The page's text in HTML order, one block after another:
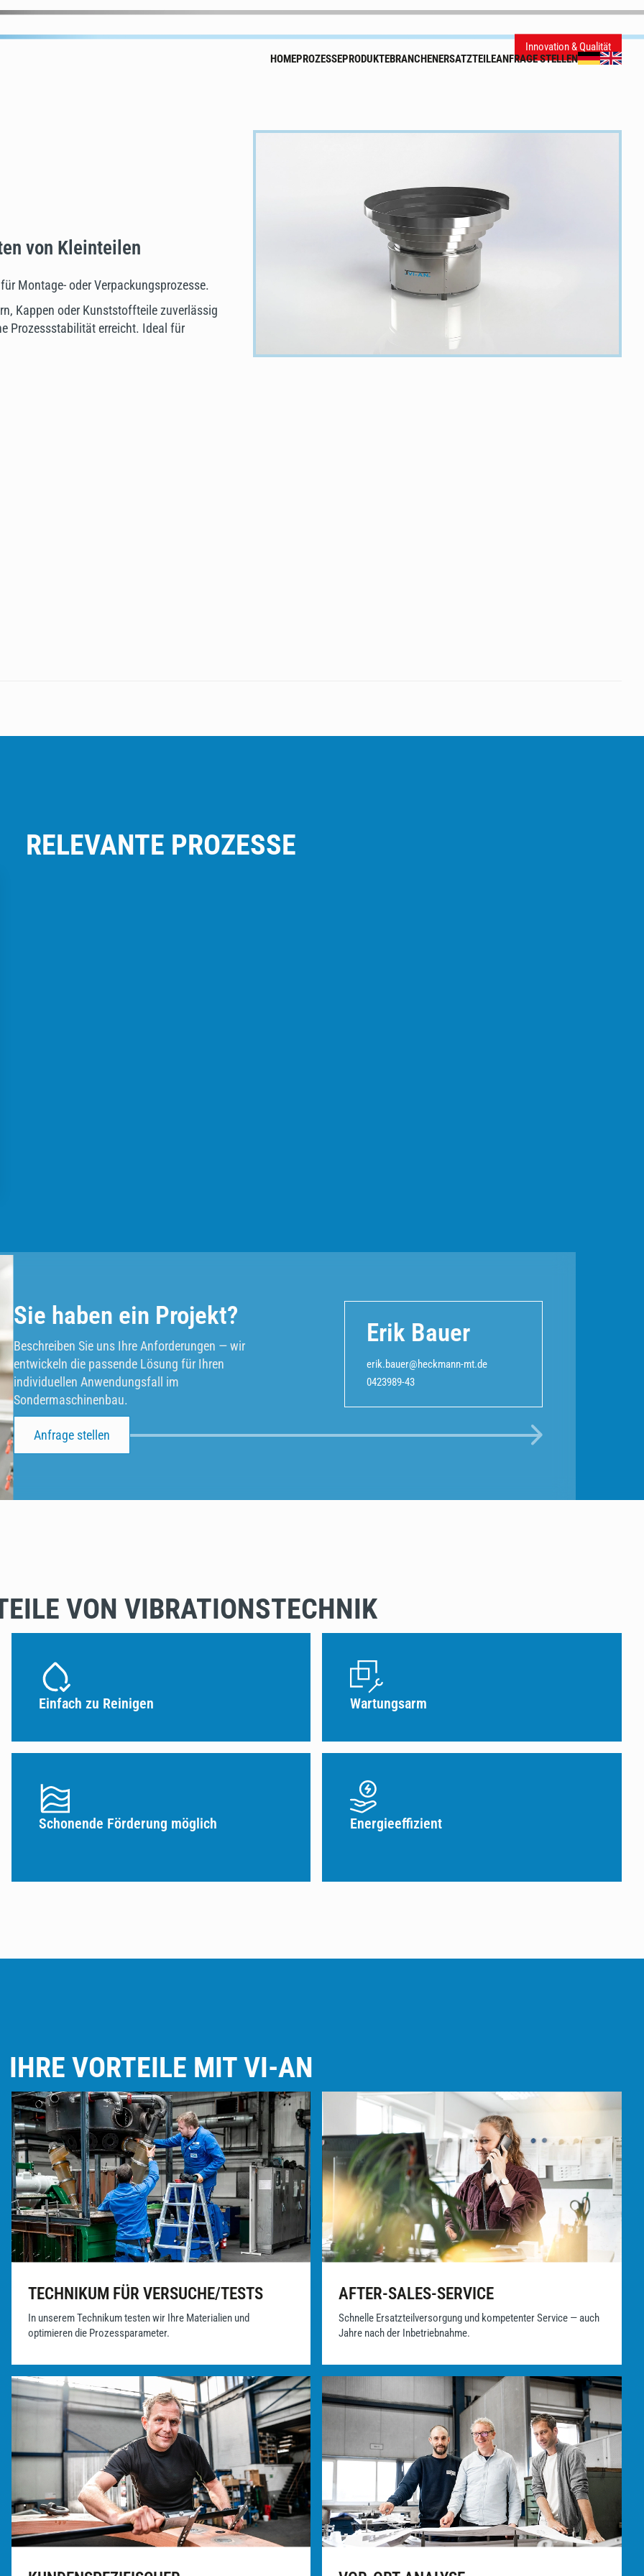
HOMEPROZESSEPRODUKTEBRANCHENERSATZTEILEANFRAGE STELLEN
Innovation & Qualität
von Kleinteilen
Montage- oder Verpackungsprozesse.
Kappen oder Kunststoffteile zuverlässig
Prozessstabilität erreicht. Ideal für
RELEVANTE PROZESSE
Sie haben ein Projekt?
Beschreiben Sie uns Ihre Anforderungen — wir
entwickeln die passende Lösung für Ihren
individuellen Anwendungsfall im
Sondermaschinenbau.
Erik Bauer
erik.bauer@heckmann-mt.de
0423989-43
Anfrage stellen
VON VIBRATIONSTECHNIK
Einfach zu Reinigen Wartungsarm
Schonende Förderung möglich Energieeffizient
IHRE VORTEILE MIT VI-AN
TECHNIKUM FÜR VERSUCHE/TESTS
In unserem Technikum testen wir Ihre Materialien und
optimieren die Prozessparameter.
AFTER-SALES-SERVICE
Schnelle Ersatzteilversorgung und kompetenter Service — auch
Jahre nach der Inbetriebnahme.